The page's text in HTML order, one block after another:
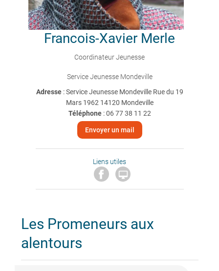
Francois-Xavier Merle
Coordinateur Jeunesse
Service Jeunesse Mondeville
Adresse : Service Jeunesse Mondeville Rue du 19
Mars 1962 14120 Mondeville
Téléphone:06 77 38 11 22
Envoyer un mail
Liens utiles

Les Promeneurs aux
alentours